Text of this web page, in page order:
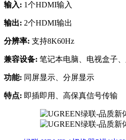
输入: 1个HDMI输入
输出: 2个HDMI输出
分辨率: 支持8K60Hz
兼容设备: 笔记本电脑、电视盒子
功能: 同屏显示、分屏显示
特点: 即插即用、高保真信号传输